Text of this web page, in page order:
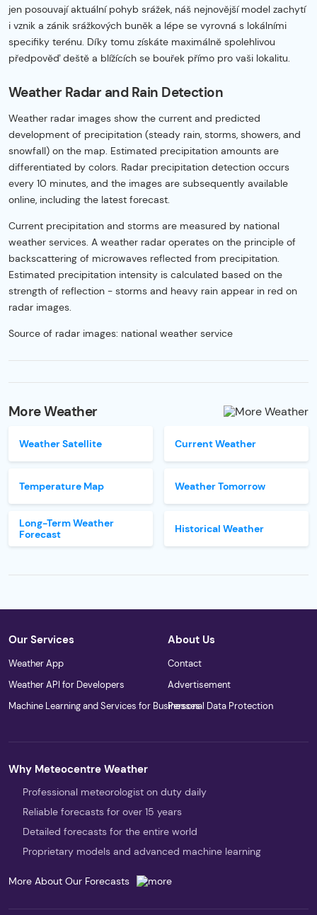
jen posouvají aktuální pohyb srážek, náš nejnovější model zachytí
i vznik a zánik srážkových buněk a lépe se vyrovná s lokálními
specifiky terénu. Díky tomu získáte maximálně spolehlivou
předpověď deště a blížících se bouřek přímo pro vaši lokalitu.
Weather Radar and Rain Detection
Weather radar images show the current and predicted
development of precipitation (steady rain, storms, showers, and
snowfall) on the map. Estimated precipitation amounts are
differentiated by colors. Radar precipitation detection occurs
every 10 minutes, and the images are subsequently available
online, including the latest forecast.
Current precipitation and storms are measured by national
weather services. A weather radar operates on the principle of
backscattering of microwaves reflected from precipitation.
Estimated precipitation intensity is calculated based on the
strength of reflection - storms and heavy rain appear in red on
radar images.
Source of radar images: national weather service
More Weather
Weather Satellite
Temperature Map
Long-Term Weather
Forecast
Current Weather
Weather Tomorrow
Historical Weather
Our Services
Weather App
Weather API for Developers
Machine Learning and Services for Businesses
About Us
Contact
Advertisement
Personal Data Protection
Why Meteocentre Weather
Professional meteorologist on duty daily
Reliable forecasts for over 15 years
Detailed forecasts for the entire world
Proprietary models and advanced machine learning
More About Our Forecasts